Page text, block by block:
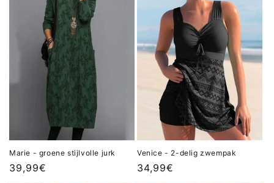
Marie - groene stijlvolle jurk
Normale
39,99€
Venice - 2-delig zwempak
Normale
34,99€